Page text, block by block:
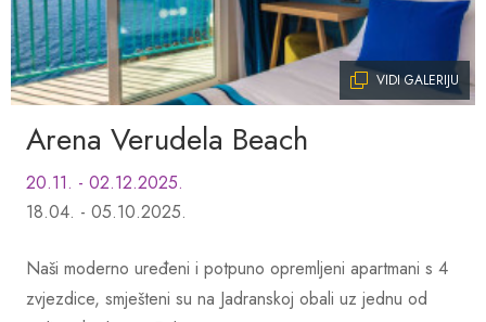
VIDI GALERIJU
Arena Verudela Beach
20.11. - 02.12.2025.
18.04. - 05.10.2025.
Naši moderno uređeni i potpuno opremljeni apartmani s 4
zvjezdice, smješteni su na Jadranskoj obali uz jednu od